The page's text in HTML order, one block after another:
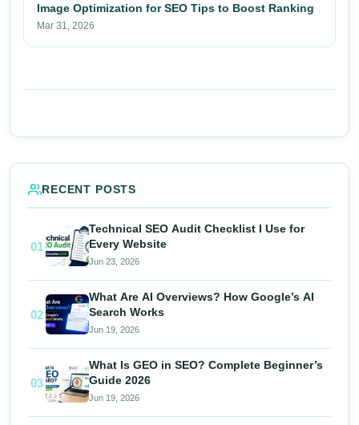
Image Optimization for SEO Tips to Boost Ranking
Mar 31, 2026
RECENT POSTS
01
Technical SEO Audit Checklist I Use for
Every Website
Jun 23, 2026
02
What Are AI Overviews? How Google’s AI
Search Works
Jun 19, 2026
03
What Is GEO in SEO? Complete Beginner’s
Guide 2026
Jun 19, 2026